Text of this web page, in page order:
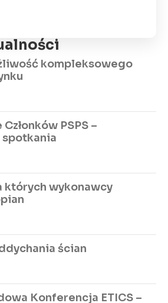
kompleksowego
PSPS –
których wykonawcy
ścian
Konferencja ETICS –